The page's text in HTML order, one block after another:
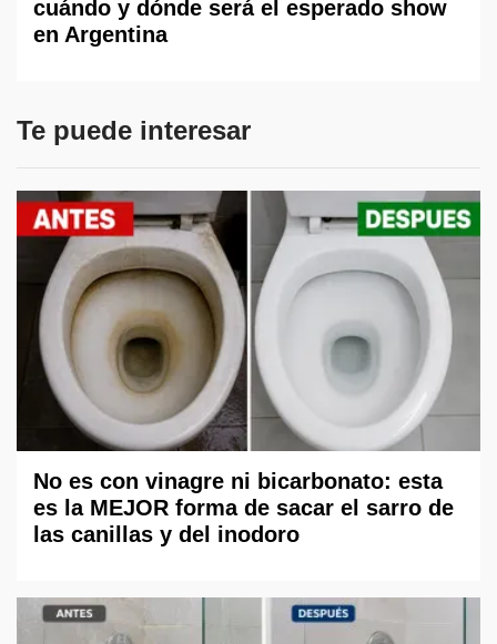
cuándo y dónde será el esperado show
en Argentina
Te puede interesar
No es con vinagre ni bicarbonato: esta
es la MEJOR forma de sacar el sarro de
las canillas y del inodoro